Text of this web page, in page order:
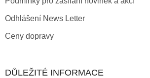
Odhlášení News Letter
Ceny dopravy
DŮLEŽITÉ INFORMACE